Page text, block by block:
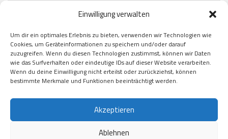
Einwilligung verwalten
Um dir ein optimales Erlebnis zu bieten, verwenden wir Technologien wie
Cookies, um Geräteinformationen zu speichern und/oder darauf
zuzugreifen. Wenn du diesen Technologien zustimmst, können wir Daten
wie das Surfverhalten oder eindeutige IDs auf dieser Website verarbeiten.
Wenn du deine Einwilligung nicht erteilst oder zurückziehst, können
bestimmte Merkmale und Funktionen beeinträchtigt werden.
Akzeptieren
Ablehnen
Paypal
Kauf auf Rechung
Klarna
American Express